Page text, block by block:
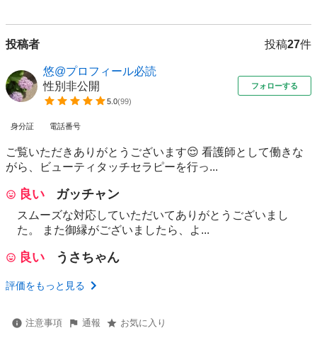
投稿者 投稿27件
悠@プロフィール必読
性別非公開
5.0(99)
フォローする
身分証 電話番号
ご覧いただきありがとうございます😌 看護師として働きな
がら、ビューティタッチセラピーを行っ...
良い ガッチャン
スムーズな対応していただいてありがとうございまし
た。 また御縁がございましたら、よ...
良い うさちゃん
評価をもっと見る
注意事項 通報 お気に入り